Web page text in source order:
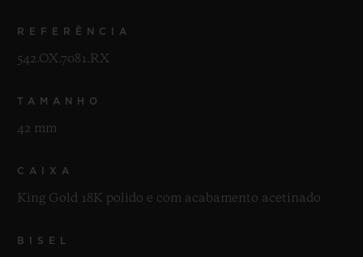
REFERÊNCIA
542.OX.7081.RX
TAMANHO
42 mm
CAIXA
King Gold 18K polido e com acabamento acetinado
BISEL